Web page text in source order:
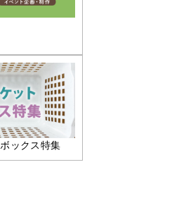
ックス特集